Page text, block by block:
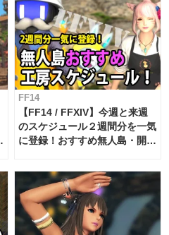
FF14
【FF14 / FFXIV】今週と来週
のスケジュール２週間分を一気
に登録！おすすめ無人島・開拓